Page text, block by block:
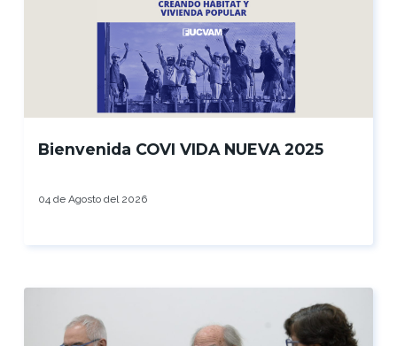
Bienvenida COVI VIDA NUEVA 2025
04 de Agosto del 2026